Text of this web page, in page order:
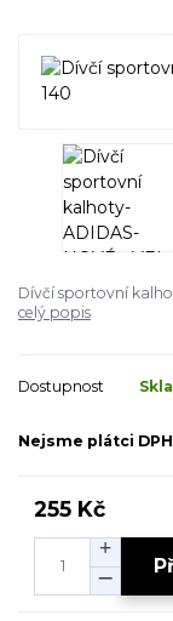
Dívčí sportovní
celý popis
Dostupnost
Nejsme plátci DPH
255 Kč